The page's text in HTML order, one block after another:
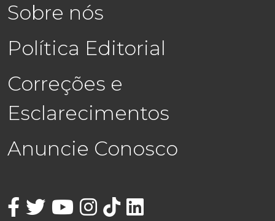
Sobre nós
Política Editorial
Correções e
Esclarecimentos
Anuncie Conosco